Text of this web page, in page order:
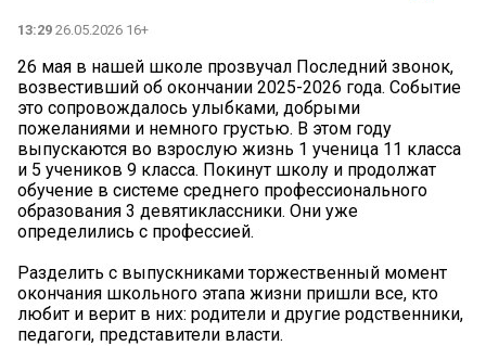
13:29 26.05.2026 16+
26 мая в нашей школе прозвучал Последний звонок,
возвестивший об окончании 2025-2026 года. Событие
это сопровождалось улыбками, добрыми
пожеланиями и немного грустью. В этом году
выпускаются во взрослую жизнь 1 ученица 11 класса
и 5 учеников 9 класса. Покинут школу и продолжат
обучение в системе среднего профессионального
образования 3 девятиклассники. Они уже
определились с профессией.
Разделить с выпускниками торжественный момент
окончания школьного этапа жизни пришли все, кто
любит и верит в них: родители и другие родственники,
педагоги, представители власти.